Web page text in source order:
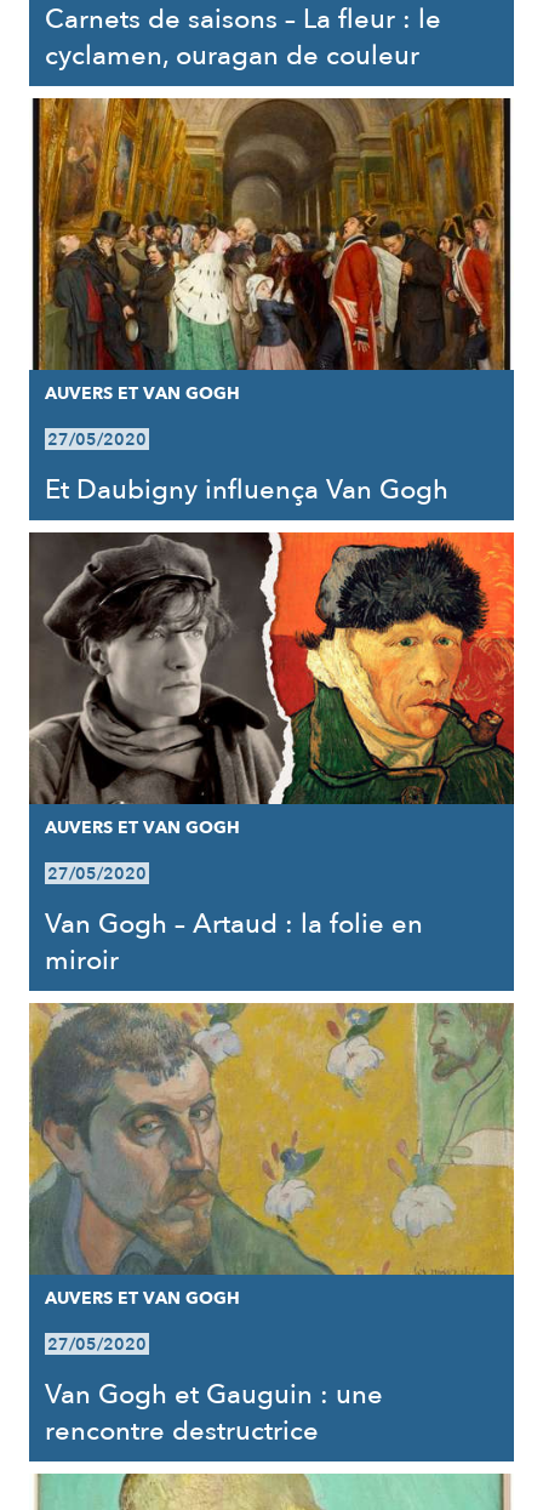
Carnets de saisons – La fleur : le
cyclamen, ouragan de couleur
AUVERS ET VAN GOGH
27/05/2020
Et Daubigny influença Van Gogh
AUVERS ET VAN GOGH
27/05/2020
Van Gogh – Artaud : la folie en
miroir
AUVERS ET VAN GOGH
27/05/2020
Van Gogh et Gauguin : une
rencontre destructrice